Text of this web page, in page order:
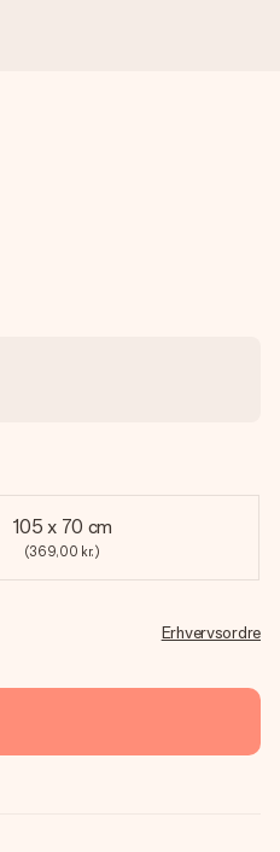
105 x 70 cm
(369,00 kr.)
Erhvervsordre